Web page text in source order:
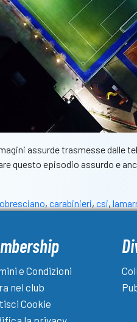
assurde trasmesse dalle
questo episodio assurdo
, carabinieri, csi,
e Condizioni
nel club
Cookie